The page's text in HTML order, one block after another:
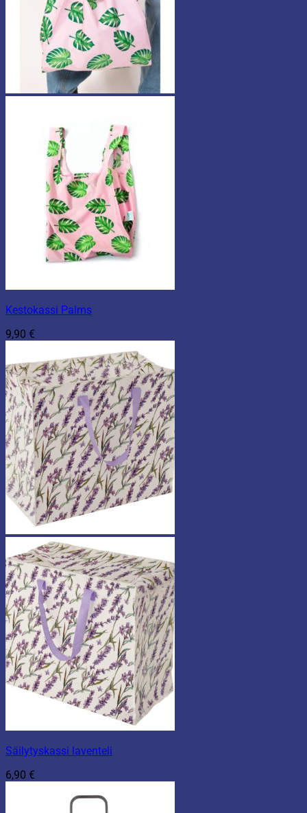
Kestokassi Palms
9,90 €
Säilytyskassi laventeli
6,90 €